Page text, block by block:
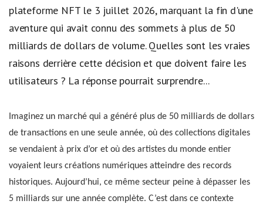
plateforme NFT le 3 juillet 2026, marquant la fin d'une
aventure qui avait connu des sommets à plus de 50
milliards de dollars de volume. Quelles sont les vraies
raisons derrière cette décision et que doivent faire les
utilisateurs ? La réponse pourrait surprendre...
Imaginez un marché qui a généré plus de 50 milliards de dollars
de transactions en une seule année, où des collections digitales
se vendaient à prix d’or et où des artistes du monde entier
voyaient leurs créations numériques atteindre des records
historiques. Aujourd’hui, ce même secteur peine à dépasser les
5 milliards sur une année complète. C’est dans ce contexte